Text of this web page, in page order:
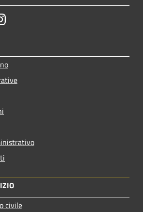
Instagram
civile